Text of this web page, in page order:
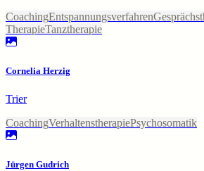
CoachingEntspannungsverfahren
TherapieTanztherapie
Cornelia Herzig
Trier
CoachingVerhaltenstherapiePsychosomatik
Jürgen Gudrich